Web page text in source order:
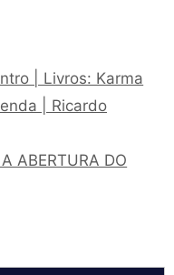
| Livros: Karma
| Ricardo
ABERTURA DO